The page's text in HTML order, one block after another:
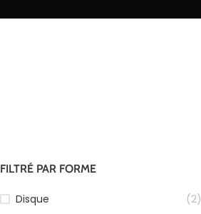
FILTRÉ PAR FORME
Disque (2)